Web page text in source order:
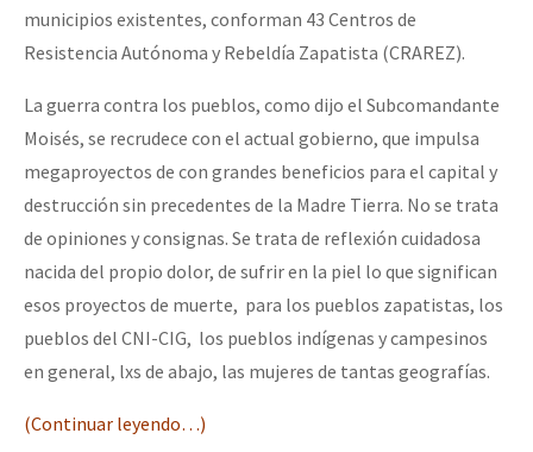
municipios existentes, conforman 43 Centros de
Resistencia Autónoma y Rebeldía Zapatista (CRAREZ).
La guerra contra los pueblos, como dijo el Subcomandante
Moisés, se recrudece con el actual gobierno, que impulsa
megaproyectos de con grandes beneficios para el capital y
destrucción sin precedentes de la Madre Tierra. No se trata
de opiniones y consignas. Se trata de reflexión cuidadosa
nacida del propio dolor, de sufrir en la piel lo que significan
esos proyectos de muerte, para los pueblos zapatistas, los
pueblos del CNI-CIG, los pueblos indígenas y campesinos
en general, lxs de abajo, las mujeres de tantas geografías.
(Continuar leyendo…)